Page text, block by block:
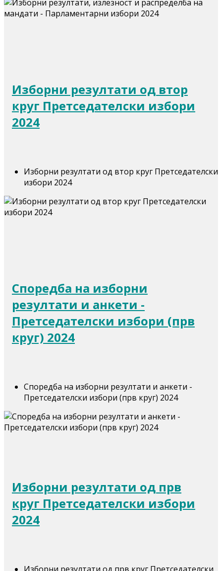
Изборни резултати од втор
круг Претседателски избори
2024
Изборни резултати од втор круг Претседателски
избори 2024
Споредба на изборни
резултати и анкети -
Претседателски избори (прв
круг) 2024
Споредба на изборни резултати и анкети -
Претседателски избори (прв круг) 2024
Изборни резултати од прв
круг Претседателски избори
2024